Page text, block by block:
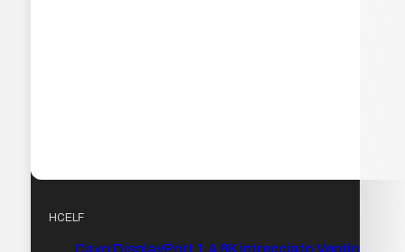
HCELF
Cavo DisplayPort 1.4 8K intrecciato Vention –